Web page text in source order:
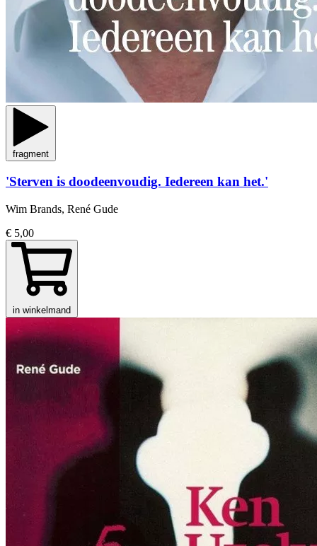
fragment
'Sterven is doodeenvoudig. Iedereen kan het.'
Wim Brands, René Gude
€ 5,00
in winkelmand